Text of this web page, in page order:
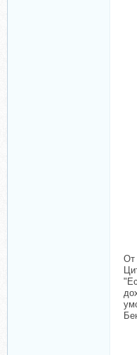
От